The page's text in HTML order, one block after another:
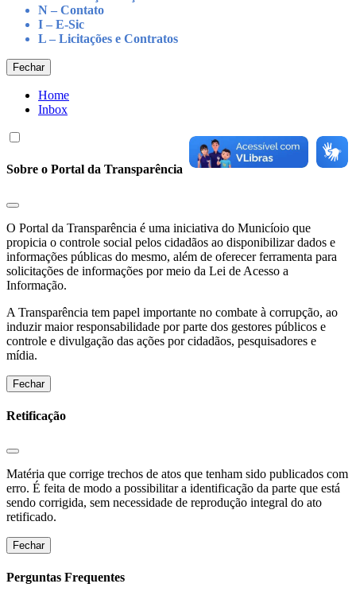
N – Contato
I – E-Sic
L – Licitações e Contratos
Fechar
Home
Inbox
Sobre o Portal da Transparência
O Portal da Transparência é uma iniciativa do Municíoio que
propicia o controle social pelos cidadãos ao disponibilizar dados e
informações públicas do mesmo, além de oferecer ferramenta para
solicitações de informações por meio da Lei de Acesso a
Informação.
A Transparência tem papel importante no combate à corrupção, ao
induzir maior responsabilidade por parte dos gestores públicos e
controle e divulgação das ações por cidadãos, pesquisadores e
mídia.
Fechar
Retificação
Matéria que corrige trechos de atos que tenham sido publicados com
erro. É feita de modo a possibilitar a identificação da parte que está
sendo corrigida, sem necessidade de reprodução integral do ato
retificado.
Fechar
Perguntas Frequentes